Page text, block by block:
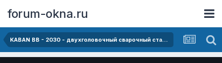
forum-okna.ru
KABAN BB - 2030 - двухголовочный сварочный станок